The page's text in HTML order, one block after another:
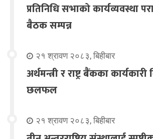
प्रतिनिधि सभाको कार्यव्यवस्था
बैठक सम्पन्न
२१ श्रावण २०८३, बिहीबार
अर्थमन्त्री र राष्ट्र बैंकका
छलफल
२१ श्रावण २०८३, बिहीबार